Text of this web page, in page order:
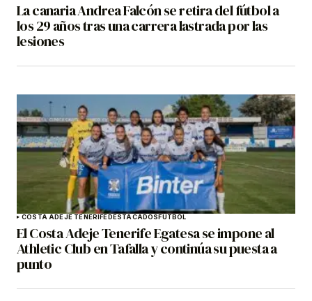
La canaria Andrea Falcón se retira del fútbol a
los 29 años tras una carrera lastrada por las
lesiones
COSTA ADEJE TENERIFEDESTACADOSFÚTBOL
El Costa Adeje Tenerife Egatesa se impone al
Athletic Club en Tafalla y continúa su puesta a
punto